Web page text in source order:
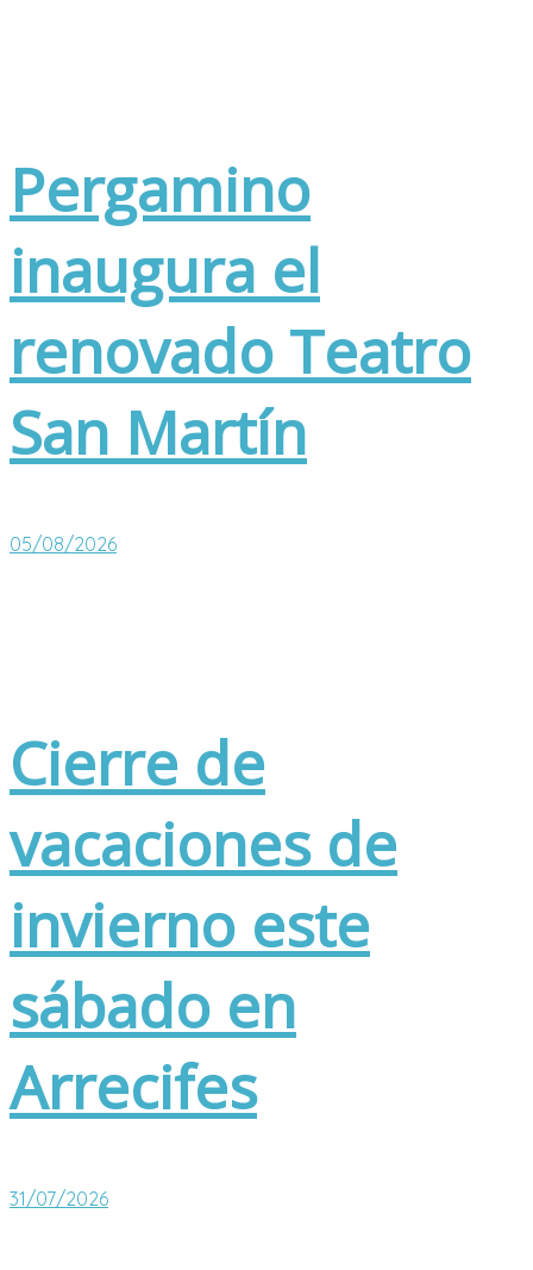
Pergamino
inaugura el
renovado Teatro
San Martín
05/08/2026
Cierre de
vacaciones de
invierno este
sábado en
Arrecifes
31/07/2026